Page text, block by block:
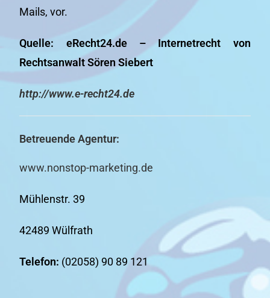
Mails, vor.
Quelle: eRecht24.de – Internetrecht von
Rechtsanwalt Sören Siebert
http://www.e-recht24.de
Betreuende Agentur:
www.nonstop-marketing.de
Mühlenstr. 39
42489 Wülfrath
Telefon: (02058) 90 89 121